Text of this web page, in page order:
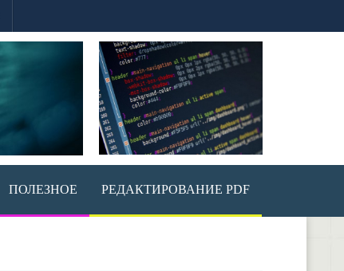
ПОЛЕЗНОЕ РЕДАКТИРОВАНИЕ PDF